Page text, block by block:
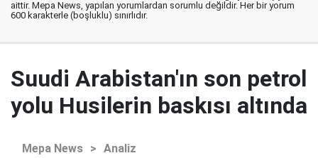
aittir. Mepa News, yapılan yorumlardan sorumlu değildir. Her bir yorum
600 karakterle (boşluklu) sınırlıdır.
Suudi Arabistan'ın son petrol
yolu Husilerin baskısı altında
Mepa News > Analiz